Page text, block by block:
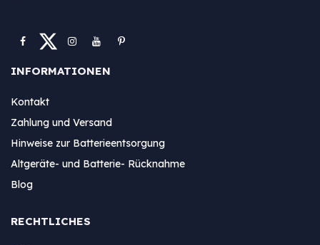
INFORMATIONEN
Kontakt
Zahlung und Versand
Hinweise zur Batterieentsorgung
Altgeräte- und Batterie- Rücknahme
Blog
RECHTLICHES